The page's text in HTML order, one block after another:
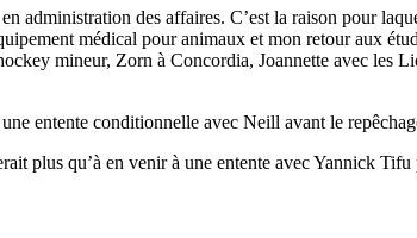
administration des affaires. C’est la raison pour
médical pour animaux et mon retour aux
mineur, Zorn à Concordia, Joannette avec les
entente conditionnelle avec Neill avant le
plus qu’à en venir à une entente avec Yannick